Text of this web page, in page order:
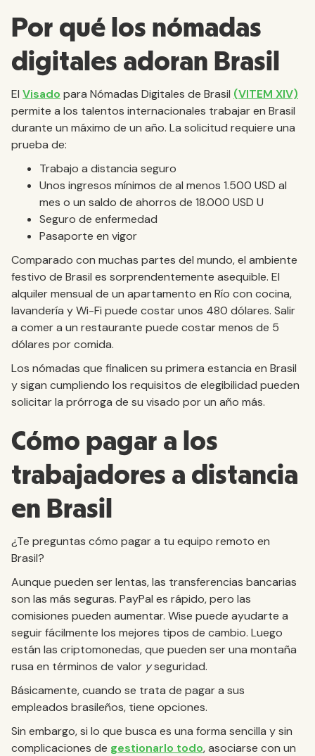
Por qué los nómadas
digitales adoran Brasil
El Visado para Nómadas Digitales de Brasil (VITEM XIV)
permite a los talentos internacionales trabajar en Brasil
durante un máximo de un año. La solicitud requiere una
prueba de:
Trabajo a distancia seguro
Unos ingresos mínimos de al menos 1.500 USD al
mes o un saldo de ahorros de 18.000 USD U
Seguro de enfermedad
Pasaporte en vigor
Comparado con muchas partes del mundo, el ambiente
festivo de Brasil es sorprendentemente asequible. El
alquiler mensual de un apartamento en Río con cocina,
lavandería y Wi-Fi puede costar unos 480 dólares. Salir
a comer a un restaurante puede costar menos de 5
dólares por comida.
Los nómadas que finalicen su primera estancia en Brasil
y sigan cumpliendo los requisitos de elegibilidad pueden
solicitar la prórroga de su visado por un año más.
Cómo pagar a los
trabajadores a distancia
en Brasil
¿Te preguntas cómo pagar a tu equipo remoto en
Brasil?
Aunque pueden ser lentas, las transferencias bancarias
son las más seguras. PayPal es rápido, pero las
comisiones pueden aumentar. Wise puede ayudarte a
seguir fácilmente los mejores tipos de cambio. Luego
están las criptomonedas, que pueden ser una montaña
rusa en términos de valor yseguridad.
Básicamente, cuando se trata de pagar a sus
empleados brasileños, tiene opciones.
Sin embargo, si lo que busca es una forma sencilla y sin
complicaciones de gestionarlo todo, asociarse con un